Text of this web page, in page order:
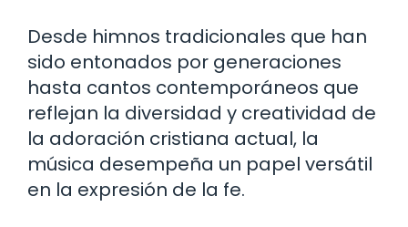
Desde himnos tradicionales que han
sido entonados por generaciones
hasta cantos contemporáneos que
reflejan la diversidad y creatividad de
la adoración cristiana actual, la
música desempeña un papel versátil
en la expresión de la fe.